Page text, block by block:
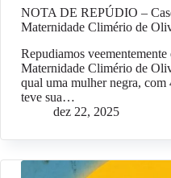
NOTA DE REPÚDIO –
Maternidade Climério de
Repudiamos
Maternidade Climério de
qual uma mulher negra, com
teve sua…
dez 22, 2025